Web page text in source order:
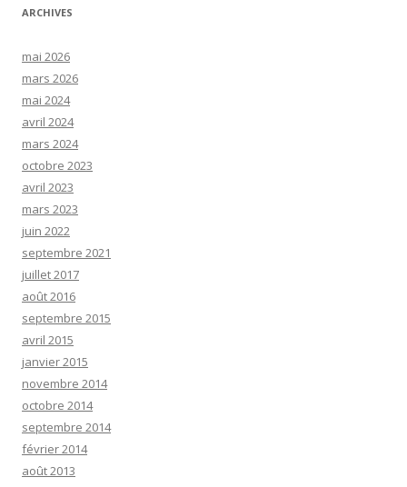
ARCHIVES
mai 2026
mars 2026
mai 2024
avril 2024
mars 2024
octobre 2023
avril 2023
mars 2023
juin 2022
septembre 2021
juillet 2017
août 2016
septembre 2015
avril 2015
janvier 2015
novembre 2014
octobre 2014
septembre 2014
février 2014
août 2013